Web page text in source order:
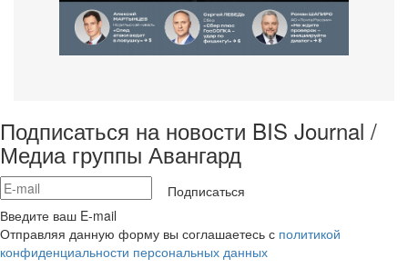
Подписаться на новости BIS Journal /
Медиа группы Авангард
Подписаться
Введите ваш E-mail
Отправляя данную форму вы соглашаетесь с политикой
конфиденциальности персональных данных